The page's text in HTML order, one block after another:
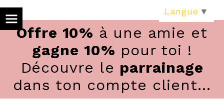
Offre 10% à une amie et
gagne 10% pour toi !
Découvre le parrainage
dans ton compte client...
Langue ▼